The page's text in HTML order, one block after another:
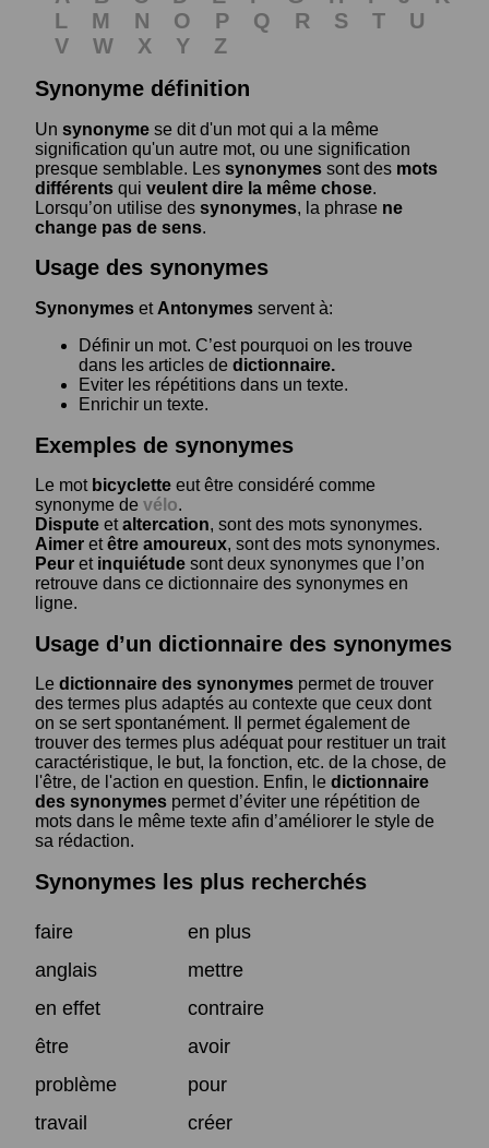
L
M N O P Q R S T
U
V
W X Y
Z
Synonyme définition
Un synonyme se dit d'un mot qui a la même
signification qu'un autre mot, ou une signification
presque semblable. Les synonymes sont des mots
différents qui veulent dire la même chose.
Lorsqu’on utilise des synonymes, la phrase ne
change pas de sens.
Usage des synonymes
Synonymes et Antonymes servent à:
Définir un mot. C’est pourquoi on les trouve
dans les articles de dictionnaire.
Eviter les répétitions dans un texte.
Enrichir un texte.
Exemples de synonymes
Le mot bicyclette eut être considéré comme
synonyme de vélo.
Dispute etaltercation, sont des mots synonymes.
Aimer etêtre amoureux, sont des mots synonymes.
Peur et inquiétude sont deux synonymes que l’on
retrouve dans ce dictionnaire des synonymes en
ligne.
Usage d’un dictionnaire des synonymes
Le dictionnaire des synonymes permet de trouver
des termes plus adaptés au contexte que ceux dont
on se sert spontanément. Il permet également de
trouver des termes plus adéquat pour restituer un trait
caractéristique, le but, la fonction, etc. de la chose, de
l'être, de l'action en question. Enfin, le dictionnaire
des synonymes permet d’éviter une répétition de
mots dans le même texte afin d’améliorer le style de
sa rédaction.
Synonymes les plus recherchés
faire
en plus
anglais
mettre
en effet
contraire
être
avoir
problème
pour
travail
créer